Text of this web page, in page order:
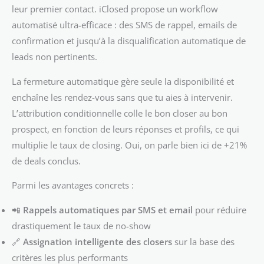
leur premier contact. iClosed propose un workflow
automatisé ultra-efficace : des SMS de rappel, emails de
confirmation et jusqu’à la disqualification automatique de
leads non pertinents.
La fermeture automatique gère seule la disponibilité et
enchaîne les rendez-vous sans que tu aies à intervenir.
L’attribution conditionnelle colle le bon closer au bon
prospect, en fonction de leurs réponses et profils, ce qui
multiplie le taux de closing. Oui, on parle bien ici de +21%
de deals conclus.
Parmi les avantages concrets :
📲 Rappels automatiques par SMS et email pour réduire
drastiquement le taux de no-show
🔗 Assignation intelligente des closers sur la base des
critères les plus performants